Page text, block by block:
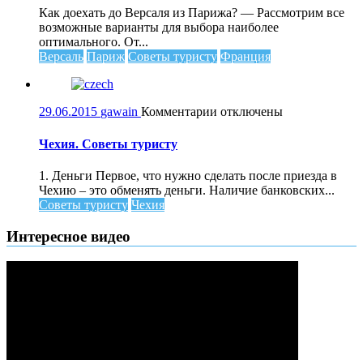
Версаля
из
Парижа
Как доехать до Версаля из Парижа? — Рассмотрим все
возможные варианты для выбора наиболее
оптимального. От...
Версаль Париж Советы туристу Франция
29.06.2015 gawain Комментарии котключены
Чехия. Советы туристу
1. Деньги Первое, что нужно сделать после приезда в
Чехию – это обменять деньги. Наличие банковских...
Советы туристу Чехия
Интересное видео